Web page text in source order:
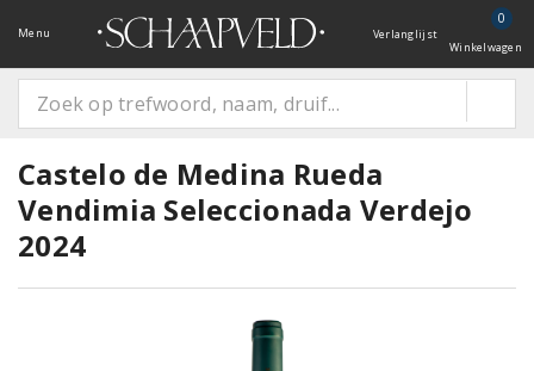
Menu Verlanglijst
0
Winkelwagen
Castelo de Medina Rueda
Vendimia Seleccionada Verdejo
2024